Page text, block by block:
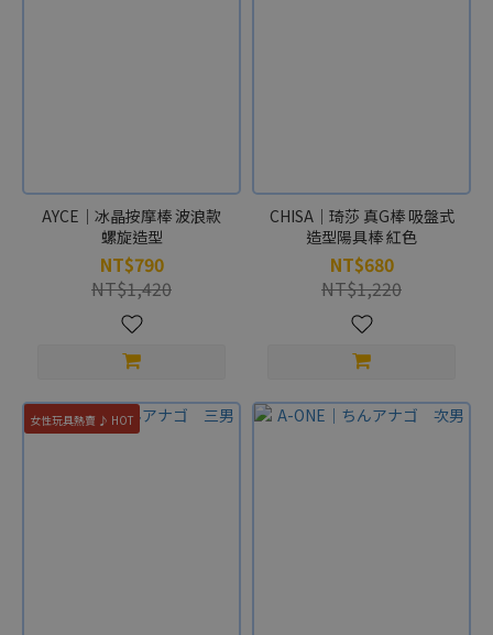
AYCE｜冰晶按摩棒 波浪款
螺旋造型
NT$790
NT$1,420
CHISA｜琦莎 真G棒 吸盤式
造型陽具棒 紅色
NT$680
NT$1,220
女性玩具熱賣 ♪ HOT